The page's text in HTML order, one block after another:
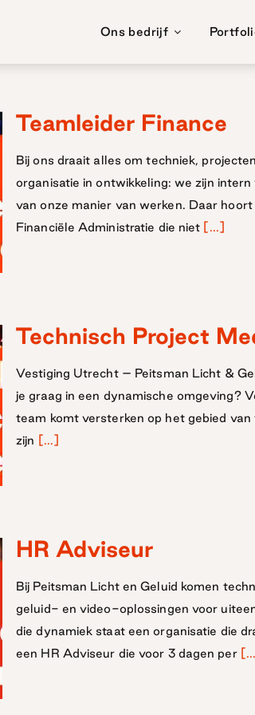
Ons bedrijf
Teamleider Finance
Bij ons draait alles om techniek,
organisatie in ontwikkeling: we zijn
van onze manier van werken. Daar
Financiële Administratie die niet [...]
Technisch Project
Vestiging Utrecht – Peitsman Licht &
je graag in een dynamische omgeving?
team komt versterken op het gebied
zijn [...]
HR Adviseur
Bij Peitsman Licht en Geluid komen
geluid- en video-oplossingen voor
die dynamiek staat een organisatie die
een HR Adviseur die voor 3 dagen per